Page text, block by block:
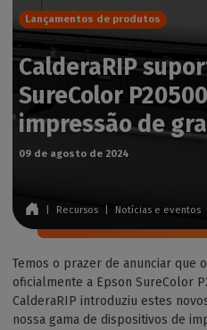
Lançamentos de produtos
CalderaRIP
SureColor
impressão de
09 de agosto de 2024
Recursos Notícias e eventos
Temos o prazer de anunciar que
oficialmente a Epson SureColor
CalderaRIP introduziu estes
nossa gama de dispositivos de